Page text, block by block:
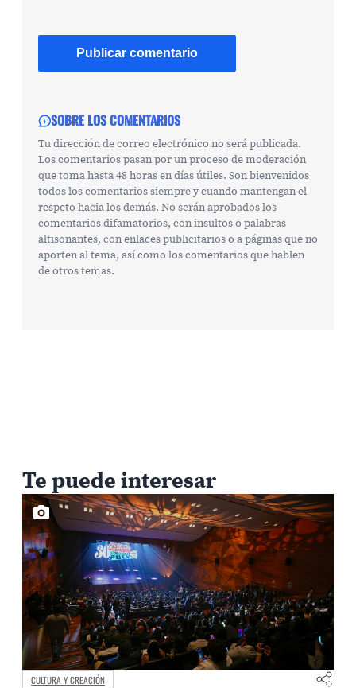
SOBRE LOS COMENTARIOS
Tu dirección de correo electrónico no será publicada.
Los comentarios pasan por un proceso de moderación
que toma hasta 48 horas en días útiles. Son bienvenidos
todos los comentarios siempre y cuando mantengan el
respeto hacia los demás. No serán aprobados los
comentarios difamatorios, con insultos o palabras
altisonantes, con enlaces publicitarios o a páginas que no
aporten al tema, así como los comentarios que hablen
de otros temas.
Te puede interesar
CAMPUS Y COMUNIDAD